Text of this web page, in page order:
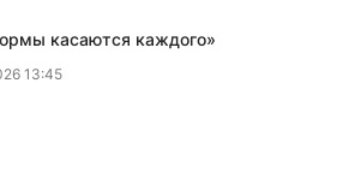
касаются каждого»
13:45